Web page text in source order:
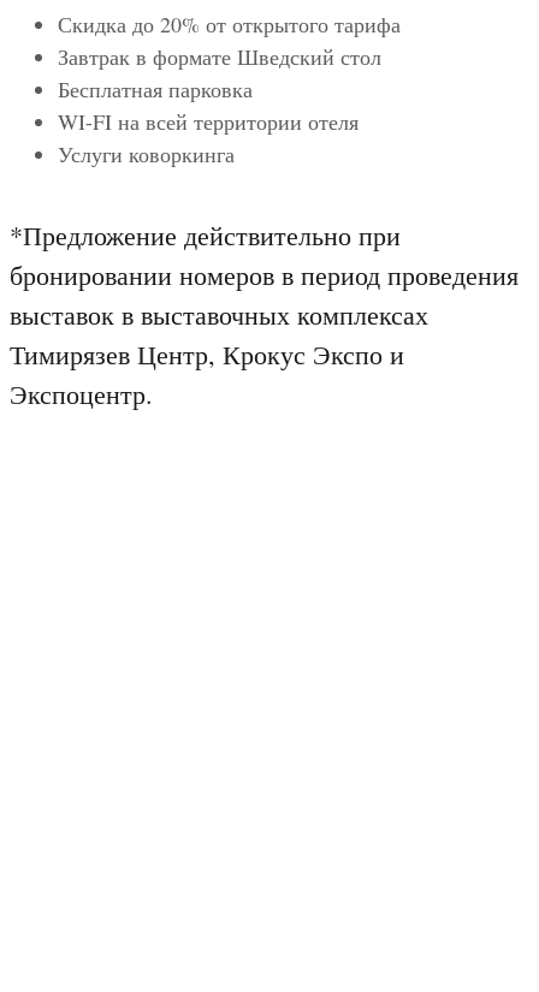
Скидка до 20% от открытого тарифа
Завтрак в формате Шведский стол
Бесплатная парковка
WI-FI на всей территории отеля
Услуги коворкинга
*Предложение действительно при
бронировании номеров в период проведения
выставок в выставочных комплексах
Тимирязев Центр, Крокус Экспо и
Экспоцентр.